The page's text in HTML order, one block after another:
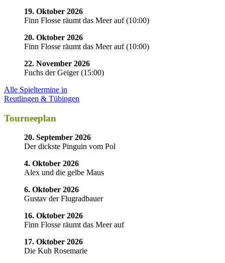
19. Oktober 2026
Finn Flosse räumt das Meer auf(10:00)
20. Oktober 2026
Finn Flosse räumt das Meer auf(10:00)
22. November 2026
Fuchs der Geiger(15:00)
Alle Spieltermine in
Reutlingen & Tübingen
Tourneeplan
20. September 2026
Der dickste Pinguin vom Pol
4. Oktober 2026
Alex und die gelbe Maus
6. Oktober 2026
Gustav der Flugradbauer
16. Oktober 2026
Finn Flosse räumt das Meer auf
17. Oktober 2026
Die Kuh Rosemarie